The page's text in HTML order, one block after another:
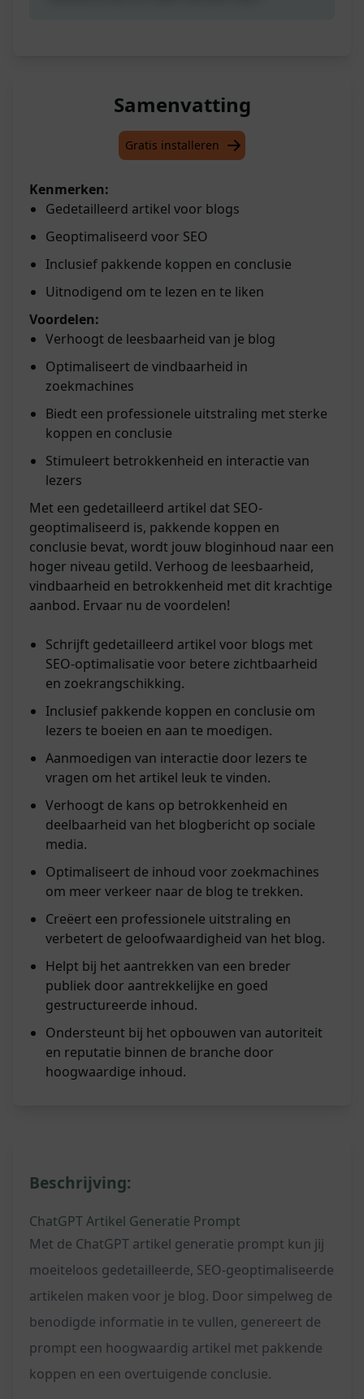
Samenvatting
Gratis installeren
Kenmerken:
Gedetailleerd artikel voor blogs
Geoptimaliseerd voor SEO
Inclusief pakkende koppen en conclusie
Uitnodigend om te lezen en te liken
Voordelen:
Verhoogt de leesbaarheid van je blog
Optimaliseert de vindbaarheid in
zoekmachines
Biedt een professionele uitstraling met sterke
koppen en conclusie
Stimuleert betrokkenheid en interactie van
lezers
Met een gedetailleerd artikel dat SEO-
geoptimaliseerd is, pakkende koppen en
conclusie bevat, wordt jouw bloginhoud naar een
hoger niveau getild. Verhoog de leesbaarheid,
vindbaarheid en betrokkenheid met dit krachtige
aanbod. Ervaar nu de voordelen!
Schrijft gedetailleerd artikel voor blogs met
SEO-optimalisatie voor betere zichtbaarheid
en zoekrangschikking.
Inclusief pakkende koppen en conclusie om
lezers te boeien en aan te moedigen.
Aanmoedigen van interactie door lezers te
vragen om het artikel leuk te vinden.
Verhoogt de kans op betrokkenheid en
deelbaarheid van het blogbericht op sociale
media.
Optimaliseert de inhoud voor zoekmachines
om meer verkeer naar de blog te trekken.
Creëert een professionele uitstraling en
verbetert de geloofwaardigheid van het blog.
Helpt bij het aantrekken van een breder
publiek door aantrekkelijke en goed
gestructureerde inhoud.
Ondersteunt bij het opbouwen van autoriteit
en reputatie binnen de branche door
hoogwaardige inhoud.
Beschrijving:
ChatGPT Artikel Generatie Prompt
Met de ChatGPT artikel generatie prompt kun jij
moeiteloos gedetailleerde, SEO-geoptimaliseerde
artikelen maken voor je blog. Door simpelweg de
benodigde informatie in te vullen, genereert de
prompt een hoogwaardig artikel met pakkende
koppen en een overtuigende conclusie.